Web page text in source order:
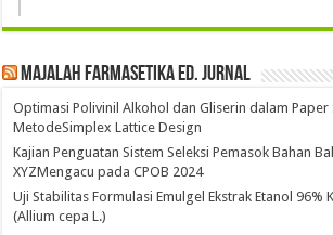
Majalah Farmasetika Ed. Jurnal
Optimasi Polivinil Alkohol dan Gliserin dalam Paper
MetodeSimplex Lattice Design
Kajian Penguatan Sistem Seleksi Pemasok Bahan
XYZMengacu pada CPOB 2024
Uji Stabilitas Formulasi Emulgel Ekstrak Etanol 96%
(Allium cepa L.)